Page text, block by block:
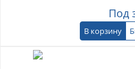
Под
В корзину